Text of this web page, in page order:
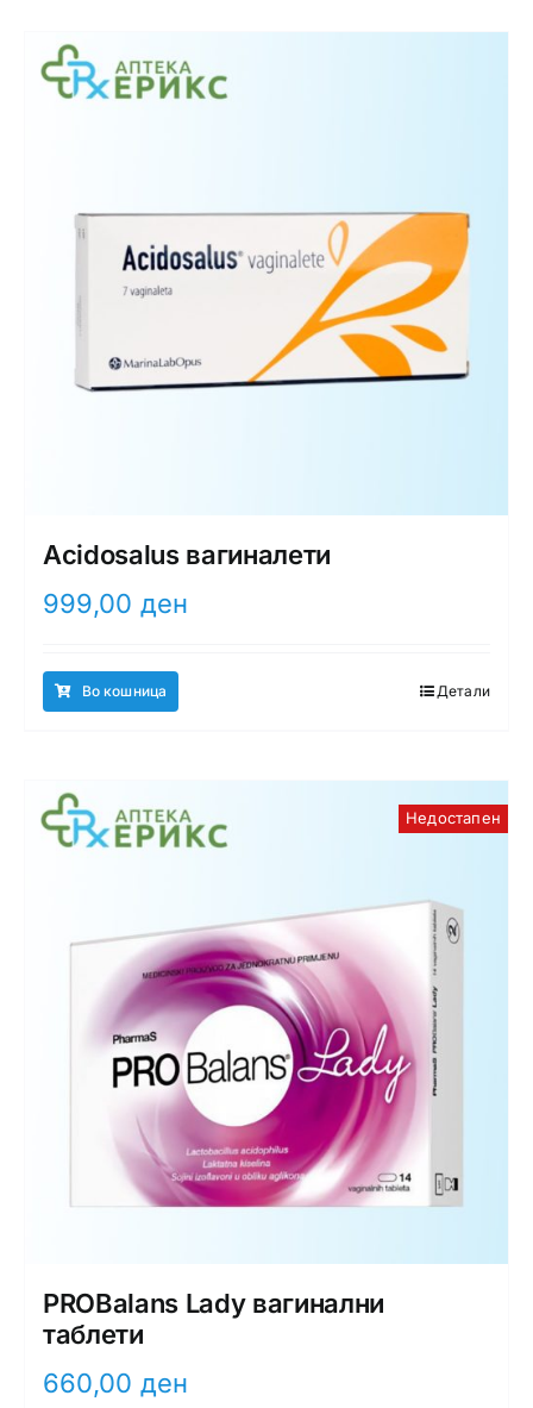
Acidosalus вагиналети
999,00 ден
Во кошница Детали
Недостапен
PROBalans Lady вагинални
таблети
660,00 ден